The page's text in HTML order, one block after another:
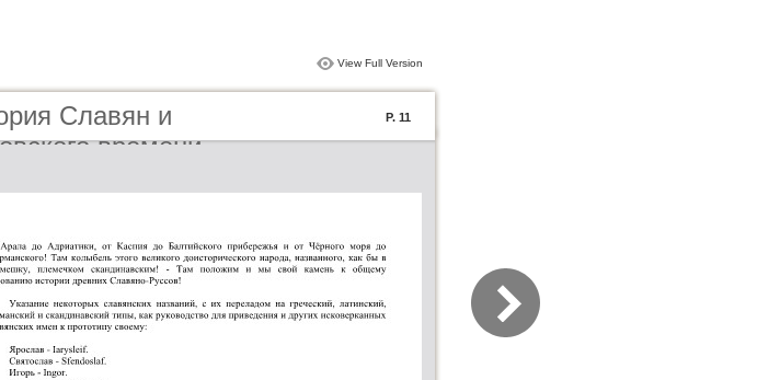
View Full Version
Славян и
времени
P. 11